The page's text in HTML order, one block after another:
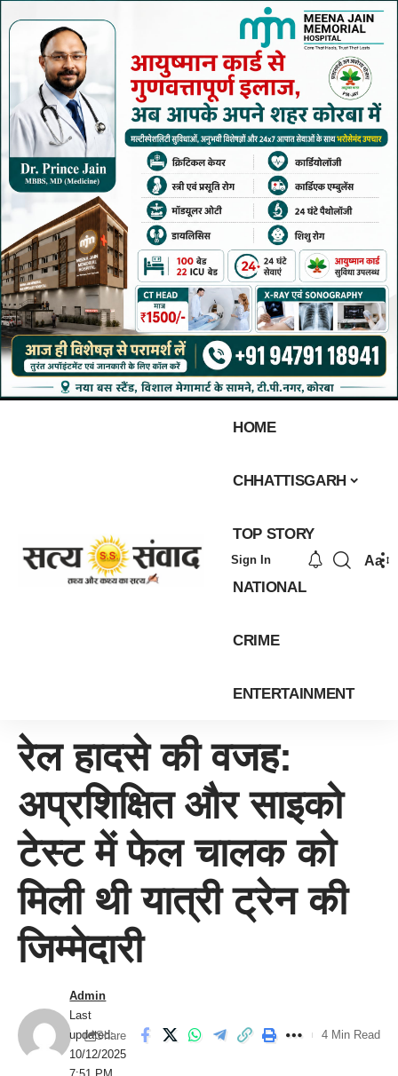
HOME
CHHATTISGARH
TOP STORY
NATIONAL
CRIME
ENTERTAINMENT
Sign In Aa
रेल हादसे की वजह:
अप्रशिक्षित और साइको
टेस्ट में फेल चालक को
मिली थी यात्री ट्रेन की
जिम्मेदारी
Last
updated:
10/12/2025
Admin
Share 4 Min Read